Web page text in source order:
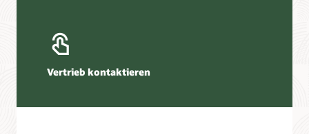
Vertrieb kontaktieren